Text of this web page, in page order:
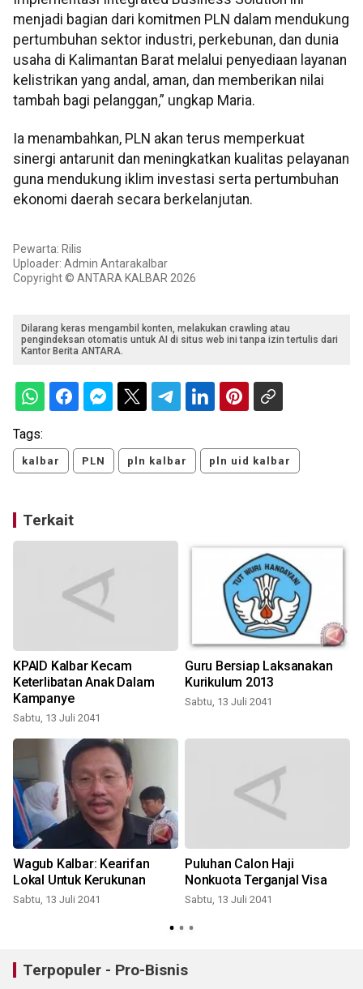
menjadi bagian dari komitmen PLN dalam mendukung
pertumbuhan sektor industri, perkebunan, dan dunia
usaha di Kalimantan Barat melalui penyediaan layanan
kelistrikan yang andal, aman, dan memberikan nilai
tambah bagi pelanggan,” ungkap Maria.
Ia menambahkan, PLN akan terus memperkuat
sinergi antarunit dan meningkatkan kualitas pelayanan
guna mendukung iklim investasi serta pertumbuhan
ekonomi daerah secara berkelanjutan.
Pewarta: Rilis
Uploader: Admin Antarakalbar
Copyright © ANTARA KALBAR 2026
Dilarang keras mengambil konten, melakukan crawling atau
pengindeksan otomatis untuk AI di situs web ini tanpa izin tertulis dari
Kantor Berita ANTARA.
Tags:
kalbar PLN pln kalbar pln uid kalbar
Terkait
KPAID Kalbar Kecam
Keterlibatan Anak Dalam
Kampanye
Sabtu, 13 Juli 2041
Guru Bersiap Laksanakan
Kurikulum 2013
Sabtu, 13 Juli 2041
Wagub Kalbar: Kearifan
Lokal Untuk Kerukunan
Sabtu, 13 Juli 2041
Puluhan Calon Haji
Nonkuota Terganjal Visa
Sabtu, 13 Juli 2041
Terpopuler - Pro-Bisnis